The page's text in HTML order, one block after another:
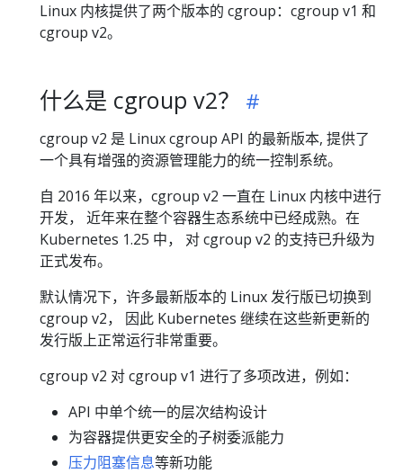
Linux 内核提供了两个版本的 cgroup：cgroup v1 和
cgroup v2。
什么是 cgroup v2？
cgroup v2 是 Linux cgroup API 的最新版本, 提供了
一个具有增强的资源管理能力的统一控制系统。
自 2016 年以来，cgroup v2 一直在 Linux 内核中进行
开发， 近年来在整个容器生态系统中已经成熟。在
Kubernetes 1.25 中， 对 cgroup v2 的支持已升级为
正式发布。
默认情况下，许多最新版本的 Linux 发行版已切换到
cgroup v2， 因此 Kubernetes 继续在这些新更新的
发行版上正常运行非常重要。
cgroup v2 对 cgroup v1 进行了多项改进，例如：
API 中单个统一的层次结构设计
为容器提供更安全的子树委派能力
压力阻塞信息等新功能